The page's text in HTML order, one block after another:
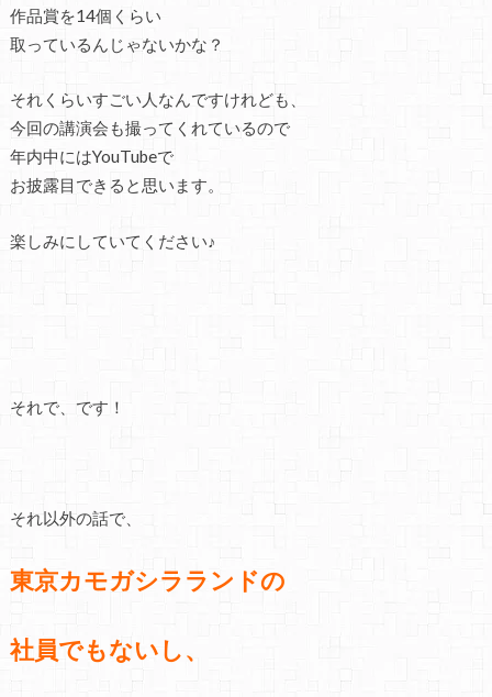
作品賞を14個くらい
取っているんじゃないかな？
それくらいすごい人なんですけれども、
今回の講演会も撮ってくれているので
年内中にはYouTubeで
お披露目できると思います。
楽しみにしていてください♪
それで、です！
それ以外の話で、
東京カモガシラランドの
社員でもないし、